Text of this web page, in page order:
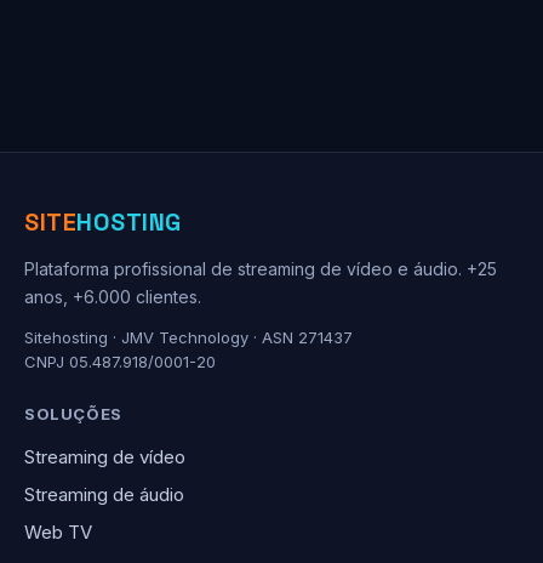
SITEHOSTING
Plataforma profissional de streaming de vídeo e áudio. +25
anos, +6.000 clientes.
Sitehosting · JMV Technology · ASN 271437
CNPJ 05.487.918/0001-20
SOLUÇÕES
Streaming de vídeo
Streaming de áudio
Web TV